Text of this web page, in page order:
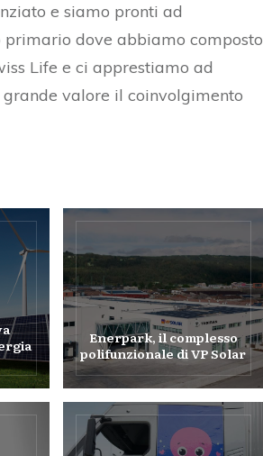
e siamo pronti ad
primario dove abbiamo composto
Life e ci apprestiamo ad
grande valore il coinvolgimento
Enerpark, il complesso
polifunzionale di VP Solar